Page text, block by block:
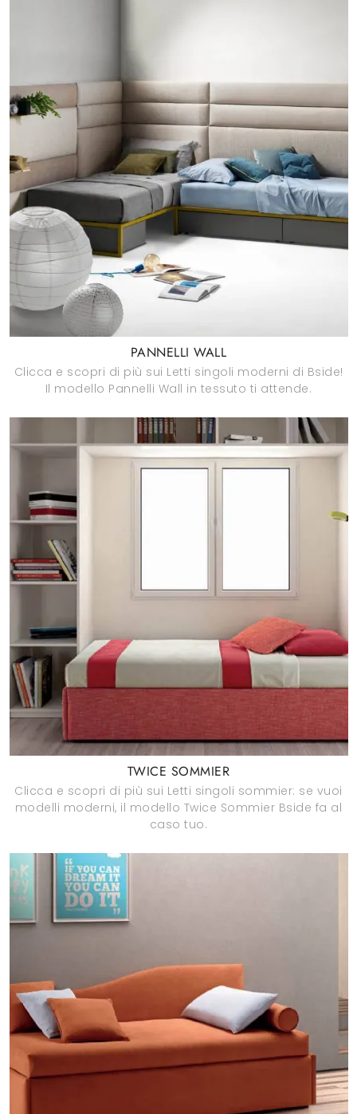
PANNELLI WALL
Clicca e scopri di più sui Letti singoli moderni di Bside!
Il modello Pannelli Wall in tessuto ti attende.
TWICE SOMMIER
Clicca e scopri di più sui Letti singoli sommier: se vuoi
modelli moderni, il modello Twice Sommier Bside fa al
caso tuo.